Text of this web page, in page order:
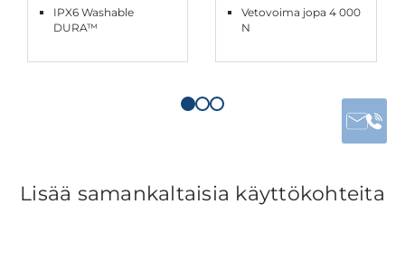
IPX6 Washable
DURA™
Vetovoima jopa 4 000
N
Lisää samankaltaisia käyttökohteita